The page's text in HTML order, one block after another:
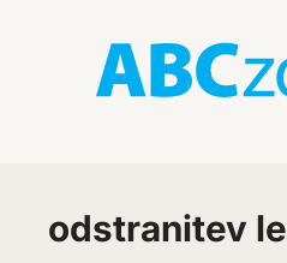
odstranitev